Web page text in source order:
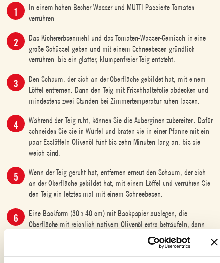
In einem hohen Becher Wasser und MUTTI Passierte Tomaten
verrühren.
Das Kichererbsenmehl und das Tomaten-Wasser-Gemisch in eine
große Schüssel geben und mit einem Schneebesen gründlich
verrühren, bis ein glatter, klumpenfreier Teig entsteht.
Den Schaum, der sich an der Oberfläche gebildet hat, mit einem
Löffel entfernen. Dann den Teig mit Frischhaltefolie abdecken und
mindestens zwei Stunden bei Zimmertemperatur ruhen lassen.
Während der Teig ruht, können Sie die Auberginen zubereiten. Dafür
schneiden Sie sie in Würfel und braten sie in einer Pfanne mit ein
paar Esslöffeln Olivenöl fünf bis zehn Minuten lang an, bis sie
weich sind.
Wenn der Teig geruht hat, entfernen erneut den Schaum, der sich
an der Oberfläche gebildet hat, mit einem Löffel und verrühren Sie
den Teig ein letztes mal mit einem Schneebesen.
Eine Backform (30 x 40 cm) mit Backpapier auslegen, die
Oberfläche mit reichlich nativem Olivenöl extra beträufeln, dann
den Teig hineingeben und gleichmäßig in der Form verteilen.
Die Tomaten-Farinata mit den zuvor gekochten Auberginen